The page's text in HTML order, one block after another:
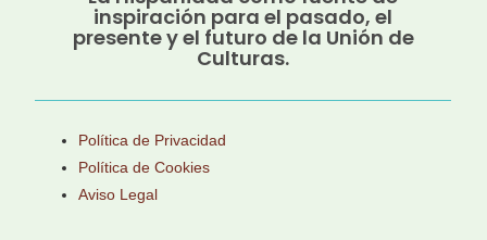
inspiración para el pasado, el
presente y el futuro de la Unión de
Culturas.
Política de Privacidad
Política de Cookies
Aviso Legal